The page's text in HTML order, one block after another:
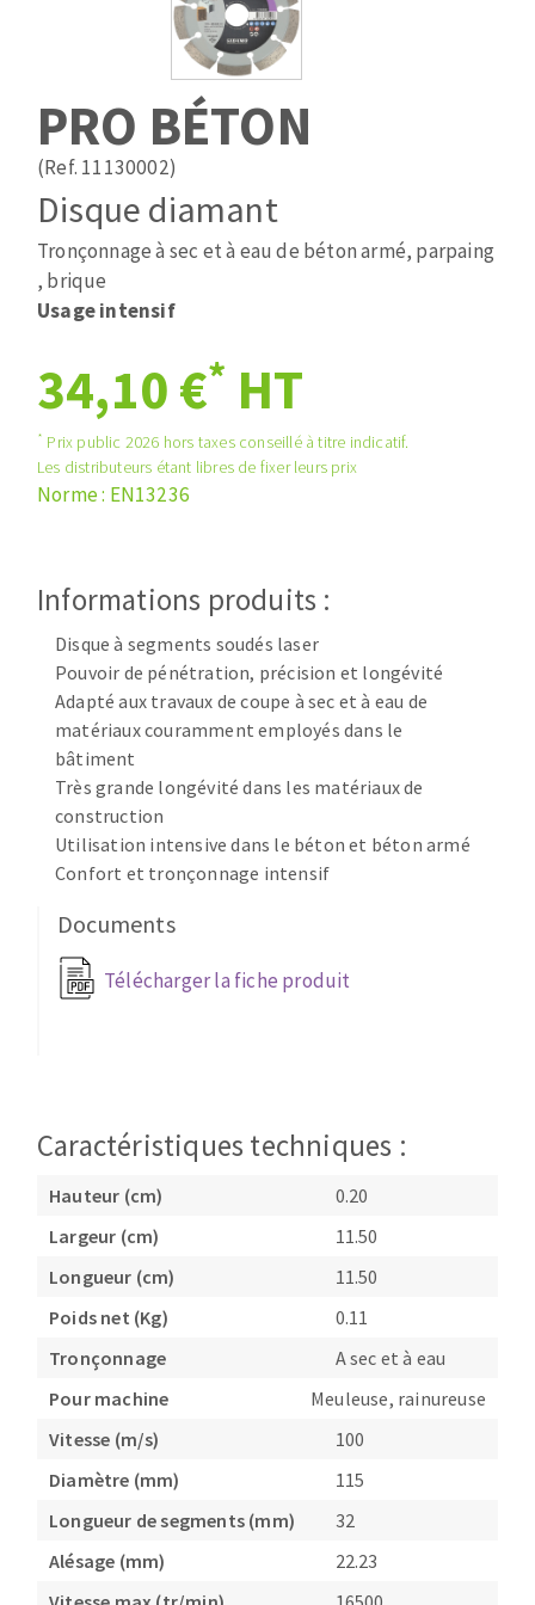
Pose des joints
Nettoyage
Fraises carbure
Fers et plaquettes
Lames de scie à ruban
ABRASIFS APPLIQUÉS
Disques auto-agrippant
Patins
Bandes abrasives
Disques fibre et papier
Feuilles 230 x 280 mm
Plateaux supports
DISQUES ABRASIFS
Disques abrasifs agglomérés
TRAITEMENT DE SURFACE
Disques à lamelles
Roues à lamelles
Meules sur tige
Brosses
Meules de tourets
Feutres à polir
Bandes sans fin
Rouleaux d'atelier
NETTOYAGE
Aspirateurs
MACHINES POUR LE TRAVAIL DU MÉTAL
Scies à ruban
Perceuses magnétiques
Tours à métaux
Rubans
Forets métaux
PRO BÉTON
(Ref. 11130002)
Disque diamant
Tronçonnage à sec et à eau de béton armé, parpaing
, brique
Usage intensif
34,10 €* HT
* Prix public 2026 hors taxes conseillé à titre indicatif.
Les distributeurs étant libres de fixer leurs prix
Norme : EN13236
Informations produits :
Disque à segments soudés laser
Pouvoir de pénétration, précision et longévité
Adapté aux travaux de coupe à sec et à eau de
matériaux couramment employés dans le
bâtiment
Très grande longévité dans les matériaux de
construction
Utilisation intensive dans le béton et béton armé
Confort et tronçonnage intensif
Documents
Télécharger la fiche produit
Caractéristiques techniques :
Hauteur (cm)
0.20
Largeur (cm)
11.50
Longueur (cm)
11.50
Poids net (Kg)
0.11
Tronçonnage
A sec et à eau
Pour machine
Meuleuse, rainureuse
Vitesse (m/s)
100
Diamètre (mm)
115
Longueur de segments (mm)
32
Alésage (mm)
22.23